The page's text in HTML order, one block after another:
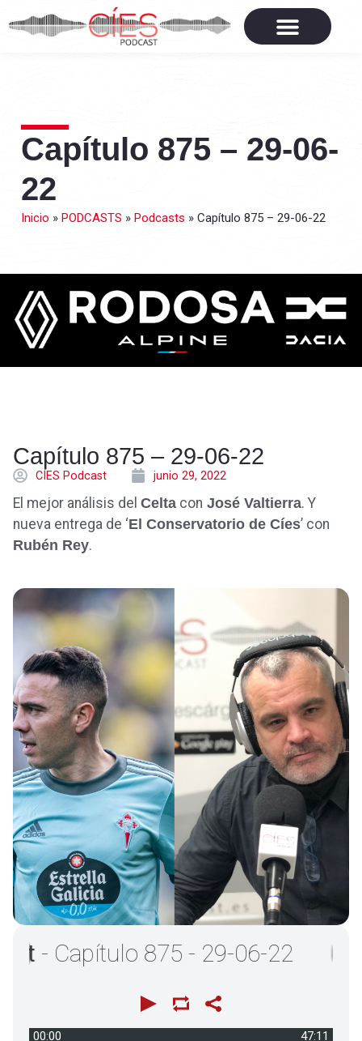
Capítulo 875 – 29-06-
22
Inicio » PODCASTS » Podcasts » Capítulo 875 – 29-06-22
Capítulo 875 – 29-06-22
CÍES Podcast junio 29, 2022
El mejor análisis del Celta con José Valtierra. Y
nueva entrega de ‘El Conservatorio de Cíes’ con
Rubén Rey.
875 - 29-06-22
00:00 47:11